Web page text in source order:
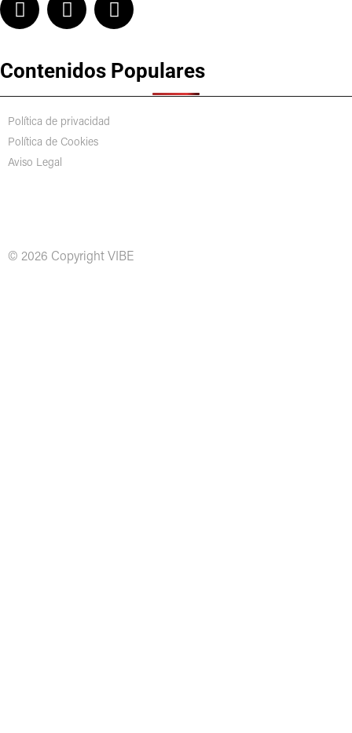
Contenidos Populares
Política de privacidad
Política de Cookies
Aviso Legal
© 2026 Copyright VIBE